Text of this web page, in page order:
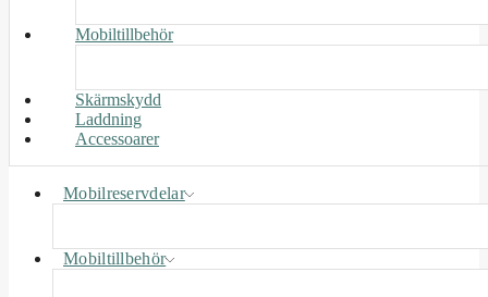
Mobiltillbehör
Skärmskydd
Laddning
Accessoarer
Mobilreservdelar
Mobiltillbehör